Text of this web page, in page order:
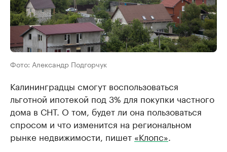
Фото: Александр Подгорчук
Калининградцы смогут воспользоваться
льготной ипотекой под 3% для покупки частного
дома в СНТ. О том, будет ли она пользоваться
спросом и что изменится на региональном
рынке недвижимости, пишет «Клопс»